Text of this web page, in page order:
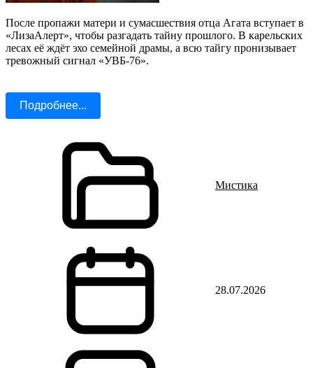
После пропажи матери и сумасшествия отца Агата вступает в
«ЛизаАлерт», чтобы разгадать тайну прошлого. В карельских
лесах её ждёт эхо семейной драмы, а всю тайгу пронизывает
тревожный сигнал «УВБ-76».
Подробнее...
Мистика
28.07.2026